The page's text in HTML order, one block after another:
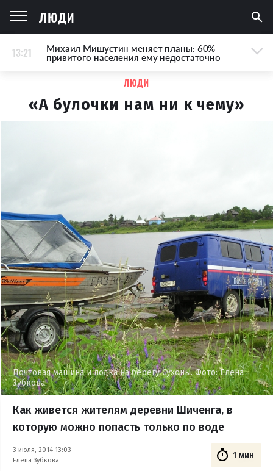
ЛЮДИ
13:21 Михаил Мишустин меняет планы: 60%
привитого населения ему недостаточно
ЛЮДИ
«А булочки нам ни к чему»
Почтовая машина и лодка на берегу Сухоны. Фото: Елена
Зубкова
Как живется жителям деревни Шиченга, в
которую можно попасть только по воде
Елена Зубкова
3 июля, 2014 13:03
1 мин